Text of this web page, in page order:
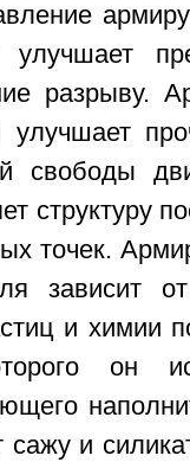
разрыву.
свободы
структуру
точек.
зависит
и химии
он
и